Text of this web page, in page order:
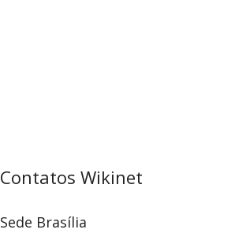
Contatos Wikinet
Sede Brasília